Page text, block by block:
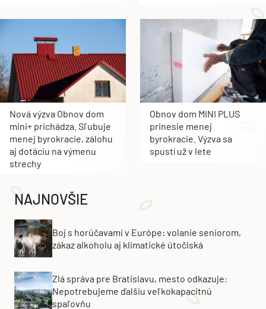
Nová výzva Obnov dom
mini+ prichádza. Sľubuje
menej byrokracie, zálohu
aj dotáciu na výmenu
strechy
Obnov dom MINI PLUS
prinesie menej
byrokracie. Výzva sa
spustí už v lete
NAJNOVŠIE
Boj s horúčavami v Európe: volanie seniorom,
zákaz alkoholu aj klimatické útočiská
Zlá správa pre Bratislavu, mesto odkazuje:
Nepotrebujeme ďalšiu veľkokapacitnú
spaľovňu